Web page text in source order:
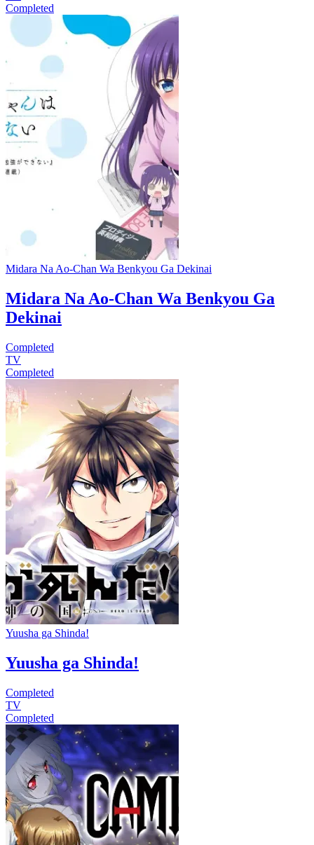
Completed
Midara Na Ao-Chan Wa Benkyou Ga Dekinai
Midara Na Ao-Chan Wa Benkyou Ga
Dekinai
Completed
TV
Completed
Yuusha ga Shinda!
Yuusha ga Shinda!
Completed
TV
Completed